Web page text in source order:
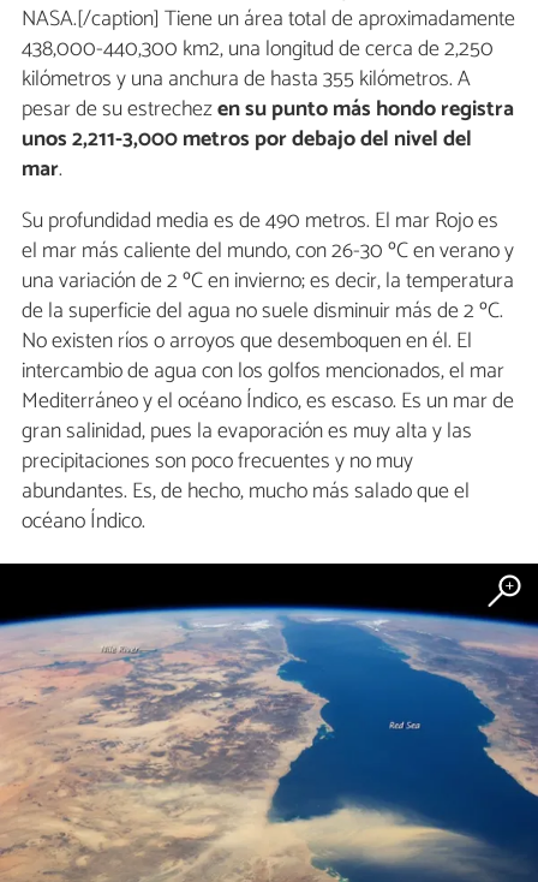
NASA.[/caption] Tiene un área total de aproximadamente
438,000-440,300 km2, una longitud de cerca de 2,250
kilómetros y una anchura de hasta 355 kilómetros. A
pesar de su estrechezen su punto más hondo registra
unos 2,211-3,000 metros por debajo del nivel del
mar.
Su profundidad media es de 490 metros. El mar Rojo es
el mar más caliente del mundo, con 26-30 ºC en verano y
una variación de 2 ºC en invierno; es decir, la temperatura
de la superficie del agua no suele disminuir más de 2 ºC.
No existen ríos o arroyos que desemboquen en él. El
intercambio de agua con los golfos mencionados, el mar
Mediterráneo y el océano Índico, es escaso. Es un mar de
gran salinidad, pues la evaporación es muy alta y las
precipitaciones son poco frecuentes y no muy
abundantes. Es, de hecho, mucho más salado que el
océano Índico.